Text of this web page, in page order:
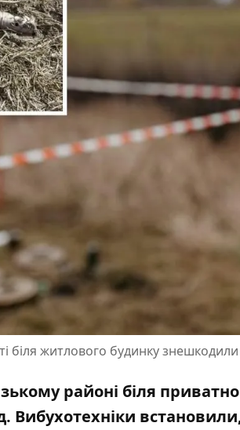
біля житлового будинку
районі біля
Вибухотехніки